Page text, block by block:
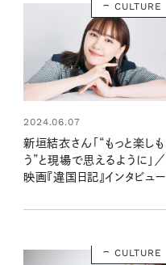
CULTURE
2024.06.07
新垣結衣さん「“もっと楽しも
う”と現場で思えるように」／
映画『違国日記』インタビュー
CULTURE